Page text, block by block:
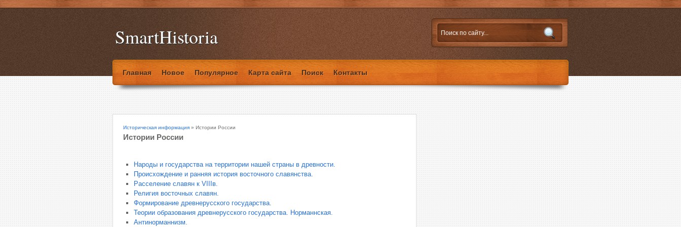
SmartHistoria
Главная Новое Популярное Карта сайта Поиск Контакты
Историческая информация » Истории России
Истории России
Народы и государства на территории нашей страны в древности.
Происхождение и ранняя история восточного славянства.
Расселение славян к VIIIв.
Религия восточных славян.
Формирование древнерусского государства.
Теории образования древнерусского государства. Норманнская.
Антинорманнизм.